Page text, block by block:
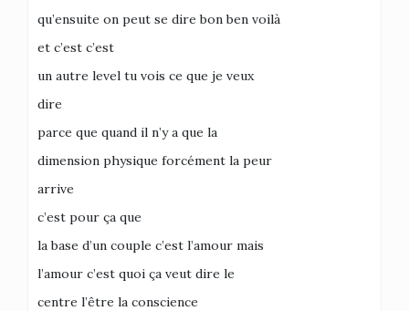
qu’ensuite on peut se dire bon ben voilà
et c’est c’est
un autre level tu vois ce que je veux
dire
parce que quand il n’y a que la
dimension physique forcément la peur
arrive
c’est pour ça que
la base d’un couple c’est l’amour mais
l’amour c’est quoi ça veut dire le
centre l’être la conscience